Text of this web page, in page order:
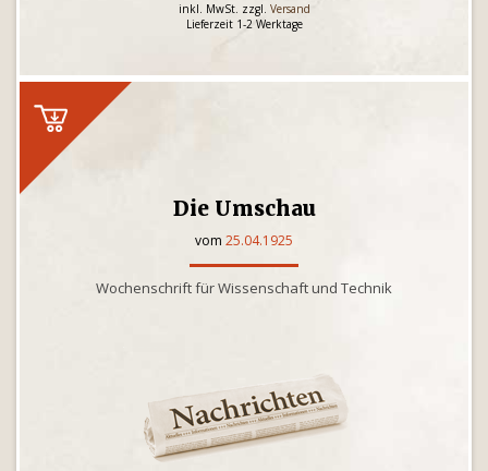
inkl. MwSt. zzgl. Versand
Lieferzeit 1-2 Werktage
Die Umschau
vom 25.04.1925
Wochenschrift für Wissenschaft und Technik